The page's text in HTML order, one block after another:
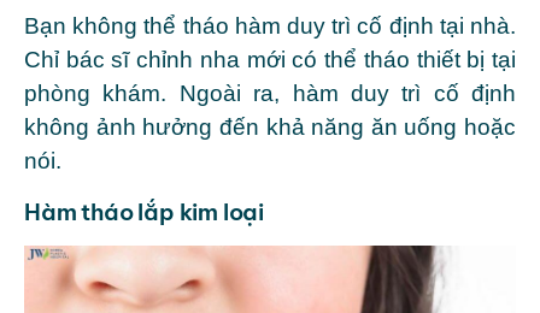
Bạn không thể tháo hàm duy trì cố định tại nhà.
Chỉ bác sĩ chỉnh nha mới có thể tháo thiết bị tại
phòng khám. Ngoài ra, hàm duy trì cố định
không ảnh hưởng đến khả năng ăn uống hoặc
nói.
Hàm tháo lắp kim loại